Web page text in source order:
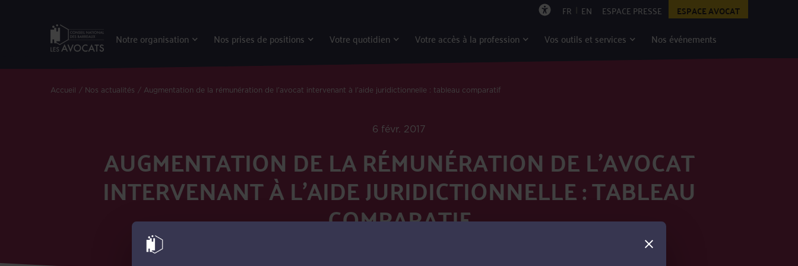
FR EN ESPACE PRESSE ESPACE AVOCAT
Notre organisation Nos prises de positions Votre quotidien Votre accès à la profession Vos outils et services Nos événements
Accueil Nos actualités Augmentation de la rémunération de l’avocat intervenant à l’aide juridictionnelle : tableau comparatif
6 févr. 2017
AUGMENTATION DE LA RÉMUNÉRATION DE L’AVOCAT
INTERVENANT À L’AIDE JURIDICTIONNELLE : TABLEAU
COMPARATIF